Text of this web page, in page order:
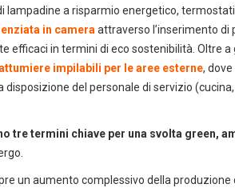
lampadine a risparmio energetico,
in camera attraverso l’inserimento di
efficaci in termini di eco sostenibilità. Oltre
impilabili per le aree esterne, dove
del personale di servizio
tre termini chiave per una svolta green,
un aumento complessivo della produzione